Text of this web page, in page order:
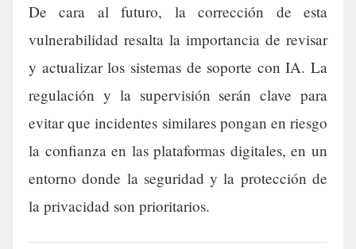
De cara al futuro, la corrección de esta
vulnerabilidad resalta la importancia de revisar
y actualizar los sistemas de soporte con IA. La
regulación y la supervisión serán clave para
evitar que incidentes similares pongan en riesgo
la confianza en las plataformas digitales, en un
entorno donde la seguridad y la protección de
la privacidad son prioritarios.